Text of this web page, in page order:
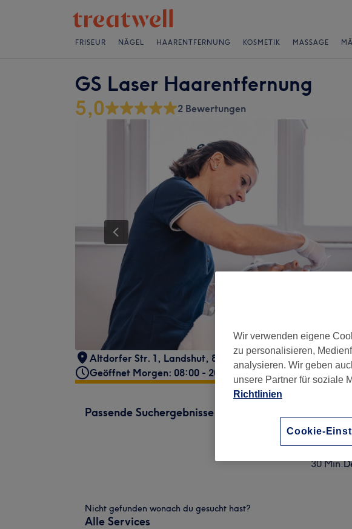
FRISEUR NÄGEL HAARENTFERNUNG KOSMETIK MASSAGE
GS Laser Haarentfernung
5,0 2 Bewertungen
Altdorfer Str. 1 , Landshut, 84032
Geöffnet Morgen: 08:00 - 20:00
Passende Suchergebnisse
30 Min.
30 Min.
Nicht gefunden wonach du gesucht hast?
Alle Services
Wir verwenden eigene
zu personalisieren,
analysieren. Wir geben
unsere Partner für soziale
Richtlinien
Cookie-